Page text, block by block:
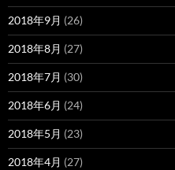
2018年9月 (26)
2018年8月 (27)
2018年7月 (30)
2018年6月 (24)
2018年5月 (23)
2018年4月 (27)